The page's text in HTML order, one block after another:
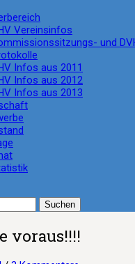
Vereinsinfos
und
Infos aus 2011
Infos aus 2012
Infos aus 2013
voraus!!!!